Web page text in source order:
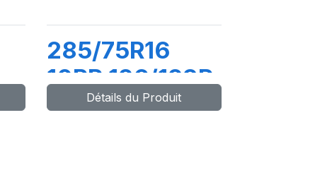
285/75R16
10PR 126/123R
ADVENTURO
Détails du Produit